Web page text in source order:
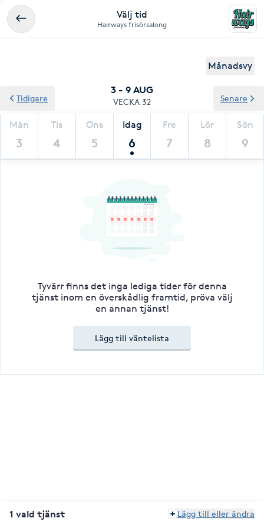
Välj tid
Hairways frisörsalong
Månadsvy
3 - 9 AUG
VECKA 32
Mån
3
Tis
4
Ons
5
Idag
6
Fre
7
Lör
8
Sön
9
Tidigare Senare
Tyvärr finns det inga lediga tider för denna
tjänst inom en överskådlig framtid, pröva välj
en annan tjänst!
Lägg till väntelista
1 vald tjänst Lägg till eller ändra